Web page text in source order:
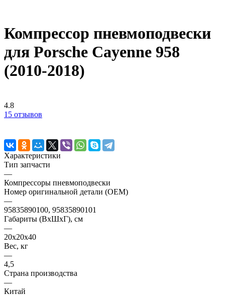
Компрессор пневмоподвески
для Porsche Cayenne 958
(2010-2018)
4.8
15 отзывов
Характеристики
Тип запчасти
—
Компрессоры пневмоподвески
Номер оригинальной детали (OEM)
—
95835890100, 95835890101
Габариты (ВхШхГ), см
—
20x20x40
Вес, кг
—
4,5
Страна производства
—
Китай